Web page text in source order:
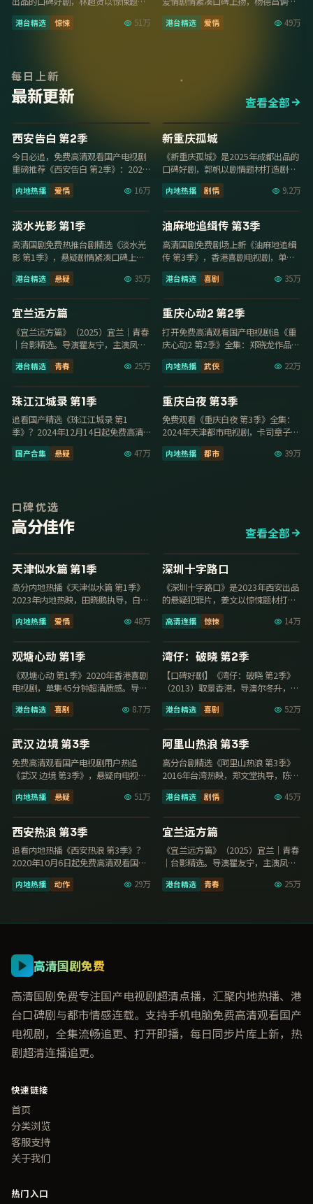
打造剧情张力，张学友、古天乐演技
出彩，20…
港台精选 惊悚 51万
精准，2014年6月16日起免费高清观
看国产…
港台精选 爱情 49万
每日上新
最新更新 查看全部
8.7
西安告白 第2季
今日必追，免费高清观看国产电视剧
重磅推荐《西安告白 第2季》：2025
年广州爱情内地热播，导演毛卫宁，
主演成毅、…
内地热播 爱情 16万
8.1
29集
新重庆孤城
《新重庆孤城》是2025年成都出品的
口碑好剧，郭帆以剧情题材打造剧情
张力，刘昊然、杨紫演技出彩，2025
年10月…
内地热播 剧情 9.2万
7.9
29集
淡水光影 第1季
高清国剧免费热推台剧精选《淡水光
影 第1季》，悬疑剧情紧凑口碑上
扬，卡司许玮甯、杨丞琳、张孝全，
2025年9月2…
港台精选 悬疑 35万
8.1
13集
油麻地追缉传 第3季
高清国剧免费剧场上新《油麻地追缉
传 第3季》，香港喜剧电视剧，单集
43分钟超清质感，2025年8月21日收
录免费…
港台精选 喜剧 35万
9.6
129分钟
宜兰远方篇
《宜兰远方篇》（2025）宜兰｜青春
｜台影精选。导演瞿友宁，主演凤小
岳、柯震东、邱泽，2025年2月8日上
映，免…
港台精选 青春 25万
9.6
12集
重庆心动2 第2季
打开免费高清观看国产电视剧追《重
庆心动2 第2季》全集：郑晓龙作品，
杨紫、刘涛主演，2025年2月2日更
新，高清…
内地热播 武侠 22万
9.2
第6期
珠江江城录 第1季
追看国产精选《珠江江城录 第1
季》？2024年12月14日起免费高清
观看国产电视剧可看全集，张开宙执
导，沈腾、任…
国产合集 悬疑 47万
8.5
29集
重庆白夜 第3季
免费观看《重庆白夜 第3季》全集：
2024年天津都市电视剧，卡司章子
怡、龚俊、赵又廷，2024年8月18日
更新，…
内地热播 都市 39万
口碑优选
高分佳作 查看全部
9.7
天津似水篇 第1季
高分内地热播《天津似水篇 第1季》
2023年内地热映，田晓鹏执导，白百
何领衔，畅看免费高清观看国产电视
剧，108…
内地热播 爱情 48万
9.7
92分钟
深圳十字路口
《深圳十字路口》是2023年西安出品
的悬疑犯罪片，姜文以惊悚题材打造
剧情张力，张新成、倪妮演技出彩，
2023年1…
高清连播 惊悚 14万
9.7
13集
观塘心动 第1季
《观塘心动 第1季》2020年香港喜剧
电视剧，单集45分钟超清质感。导演
罗志良，主演蔡卓妍、任达华，2020
年9…
港台精选 喜剧 8.7万
9.6
17集
湾仔：破晓 第2季
【口碑好剧】《湾仔：破晓 第2季》
（2013）取景香港，导演尔冬升，主
演张曼玉、钟楚红，2013年8月24日
更新…
港台精选 喜剧 52万
9.6
30集
武汉 边境 第3季
免费高清观看国产电视剧用户热追
《武汉 边境 第3季》，悬疑向电视剧
节奏紧凑，李木戈执导，李现领衔，
2018年7月…
内地热播 悬疑 51万
9.6
38集
阿里山热浪 第3季
高分台剧精选《阿里山热浪 第3季》
2016年台湾热映，郑文堂执导，陈意
涵领衔，畅看免费高清观看国产电视
剧，108…
港台精选 剧情 45万
9.6
17集
西安热浪 第3季
追看内地热播《西安热浪 第3季》？
2020年10月6日起免费高清观看国产
电视剧可看全集，刘江执导，成毅、
张新成领…
内地热播 动作 29万
9.6
129分钟
宜兰远方篇
《宜兰远方篇》（2025）宜兰｜青春
｜台影精选。导演瞿友宁，主演凤小
岳、柯震东、邱泽，2025年2月8日上
映，免…
港台精选 青春 25万
高清国剧免费
高清国剧免费专注国产电视剧超清点播，汇聚内地热播、港
台口碑剧与都市情感连载。支持手机电脑免费高清观看国产
电视剧，全集流畅追更、打开即播，每日同步片库上新，热
剧超清连播追更。
快速链接
首页
分类浏览
客服支持
关于我们
热门入口